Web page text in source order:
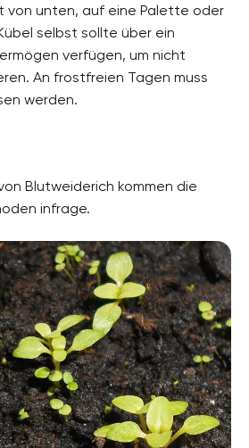
von unten, auf eine Palette oder
selbst sollte über ein
verfügen, um nicht
An frostfreien Tagen muss
werden.
Blutweiderich kommen die
infrage.